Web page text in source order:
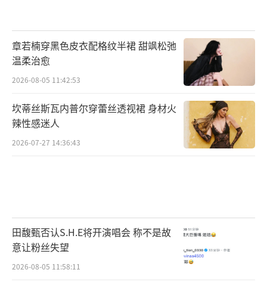
章若楠穿黑色皮衣配格纹半裙 甜飒松弛
温柔治愈
2026-08-05 11:42:53
坎蒂丝斯瓦内普尔穿蕾丝透视裙 身材火
辣性感迷人
2026-07-27 14:36:43
田馥甄否认S.H.E将开演唱会 称不是故
意让粉丝失望
2026-08-05 11:58:11